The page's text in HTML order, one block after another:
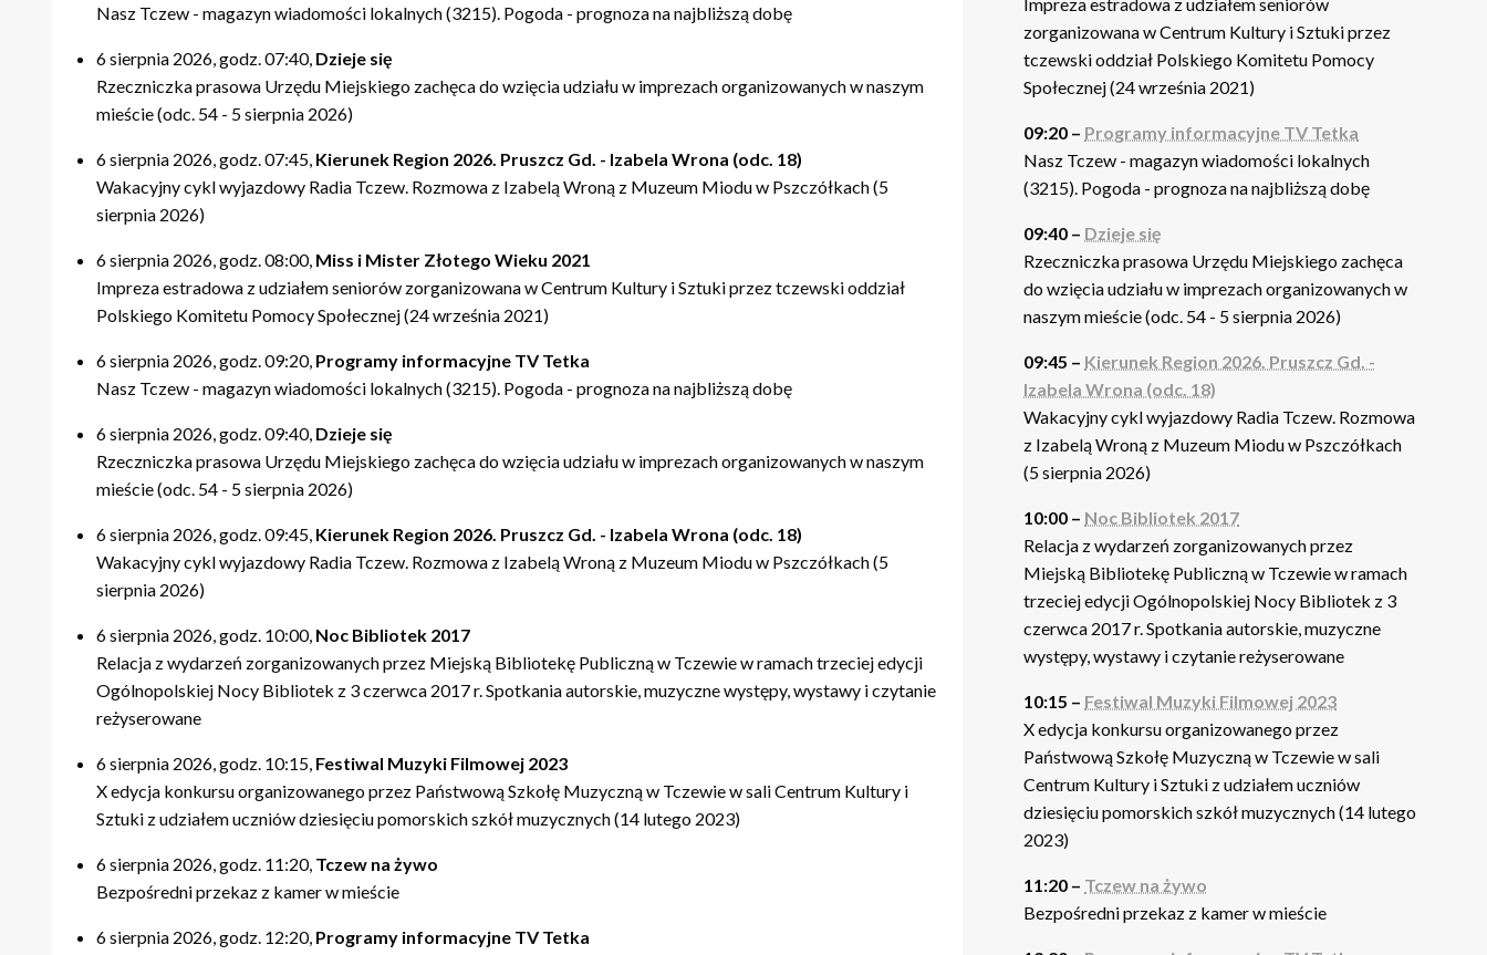
22:00 – relacje
22:00 – relacje
21:20 – Nasz Tczew, Pogoda
21:50 – Kulturalne pogaduszki / Fabryczne Pogaduszki
22:00 – relacje
21:50 – relacje
Nasz Tczew - magazyn wiadomości lokalnych (3215). Pogoda - prognoza na najbliższą dobę
6 sierpnia 2026, godz. 07:40, Dzieje się
Rzeczniczka prasowa Urzędu Miejskiego zachęca do wzięcia udziału w imprezach organizowanych w naszym
mieście (odc. 54 - 5 sierpnia 2026)
6 sierpnia 2026, godz. 07:45, Kierunek Region 2026. Pruszcz Gd. - Izabela Wrona (odc. 18)
Wakacyjny cykl wyjazdowy Radia Tczew. Rozmowa z Izabelą Wroną z Muzeum Miodu w Pszczółkach (5
sierpnia 2026)
6 sierpnia 2026, godz. 08:00, Miss i Mister Złotego Wieku 2021
Impreza estradowa z udziałem seniorów zorganizowana w Centrum Kultury i Sztuki przez tczewski oddział
Polskiego Komitetu Pomocy Społecznej (24 września 2021)
6 sierpnia 2026, godz. 09:20, Programy informacyjne TV Tetka
Nasz Tczew - magazyn wiadomości lokalnych (3215). Pogoda - prognoza na najbliższą dobę
6 sierpnia 2026, godz. 09:40, Dzieje się
Rzeczniczka prasowa Urzędu Miejskiego zachęca do wzięcia udziału w imprezach organizowanych w naszym
mieście (odc. 54 - 5 sierpnia 2026)
6 sierpnia 2026, godz. 09:45, Kierunek Region 2026. Pruszcz Gd. - Izabela Wrona (odc. 18)
Wakacyjny cykl wyjazdowy Radia Tczew. Rozmowa z Izabelą Wroną z Muzeum Miodu w Pszczółkach (5
sierpnia 2026)
6 sierpnia 2026, godz. 10:00, Noc Bibliotek 2017
Relacja z wydarzeń zorganizowanych przez Miejską Bibliotekę Publiczną w Tczewie w ramach trzeciej edycji
Ogólnopolskiej Nocy Bibliotek z 3 czerwca 2017 r. Spotkania autorskie, muzyczne występy, wystawy i czytanie
reżyserowane
6 sierpnia 2026, godz. 10:15, Festiwal Muzyki Filmowej 2023
X edycja konkursu organizowanego przez Państwową Szkołę Muzyczną w Tczewie w sali Centrum Kultury i
Sztuki z udziałem uczniów dziesięciu pomorskich szkół muzycznych (14 lutego 2023)
6 sierpnia 2026, godz. 11:20, Tczew na żywo
Bezpośredni przekaz z kamer w mieście
6 sierpnia 2026, godz. 12:20, Programy informacyjne TV Tetka
zorganizowana w Centrum Kultury i Sztuki przez
tczewski oddział Polskiego Komitetu Pomocy
Społecznej (24 września 2021)
09:20 – Programy informacyjne TV Tetka
Nasz Tczew - magazyn wiadomości lokalnych
(3215). Pogoda - prognoza na najbliższą dobę
09:40 – Dzieje się
Rzeczniczka prasowa Urzędu Miejskiego zachęca
do wzięcia udziału w imprezach organizowanych w
naszym mieście (odc. 54 - 5 sierpnia 2026)
09:45 – Kierunek Region 2026. Pruszcz Gd. -
Izabela Wrona (odc. 18)
Wakacyjny cykl wyjazdowy Radia Tczew. Rozmowa
z Izabelą Wroną z Muzeum Miodu w Pszczółkach
(5 sierpnia 2026)
10:00 – Noc Bibliotek 2017
Relacja z wydarzeń zorganizowanych przez
Miejską Bibliotekę Publiczną w Tczewie w ramach
trzeciej edycji Ogólnopolskiej Nocy Bibliotek z 3
czerwca 2017 r. Spotkania autorskie, muzyczne
występy, wystawy i czytanie reżyserowane
10:15 – Festiwal Muzyki Filmowej 2023
X edycja konkursu organizowanego przez
Państwową Szkołę Muzyczną w Tczewie w sali
Centrum Kultury i Sztuki z udziałem uczniów
dziesięciu pomorskich szkół muzycznych (14 lutego
2023)
11:20 – Tczew na żywo
Bezpośredni przekaz z kamer w mieście